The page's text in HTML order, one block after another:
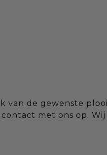
van de gewenste
met ons op.